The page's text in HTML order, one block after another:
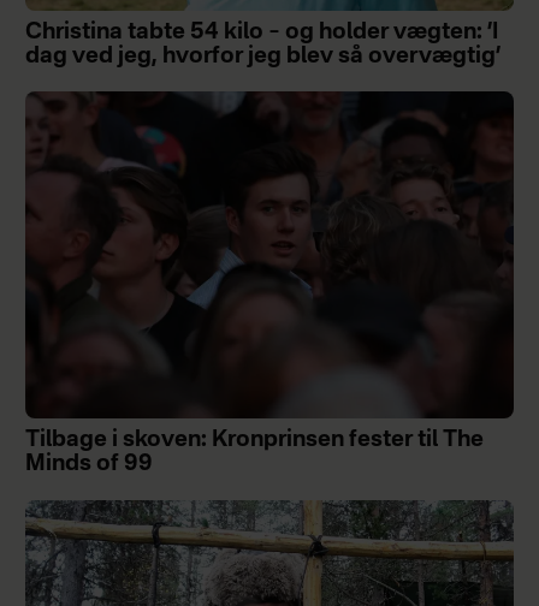
Christina tabte 54 kilo – og holder vægten: ’I
dag ved jeg, hvorfor jeg blev så overvægtig’
Tilbage i skoven: Kronprinsen fester til The
Minds of 99